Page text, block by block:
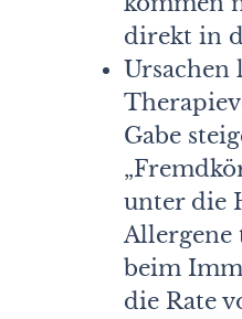
direkt in
Ursachen
Gabe
unter die
Allergene
beim
die Rate